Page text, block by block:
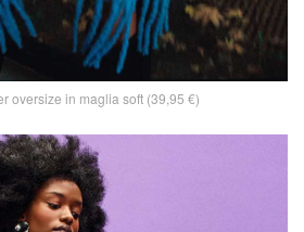
oversize in maglia soft (39,95 €)